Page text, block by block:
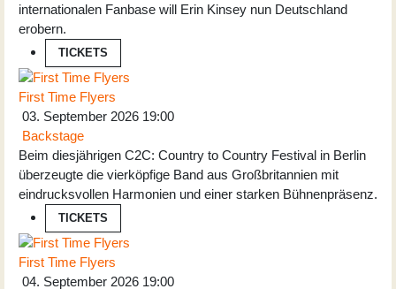
internationalen Fanbase will Erin Kinsey nun Deutschland
erobern.
TICKETS
First Time Flyers
03. September 2026 19:00
Backstage
Beim diesjährigen C2C: Country to Country Festival in Berlin
überzeugte die vierköpfige Band aus Großbritannien mit
eindrucksvollen Harmonien und einer starken Bühnenpräsenz.
TICKETS
First Time Flyers
04. September 2026 19:00